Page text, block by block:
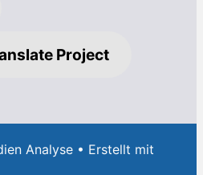
Project
Analyse • Erstellt mit